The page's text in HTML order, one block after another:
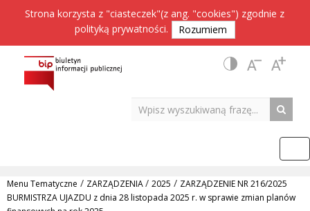
Strona korzysta z "ciasteczek"(z ang. "cookies") zgodnie z
polityką prywatności. Rozumiem
Menu Tematyczne / ZARZĄDZENIA/ 2025 / ZARZĄDZENIE NR 216/2025
BURMISTRZA UJAZDU z dnia 28 listopada 2025 r. w sprawie zmian planów